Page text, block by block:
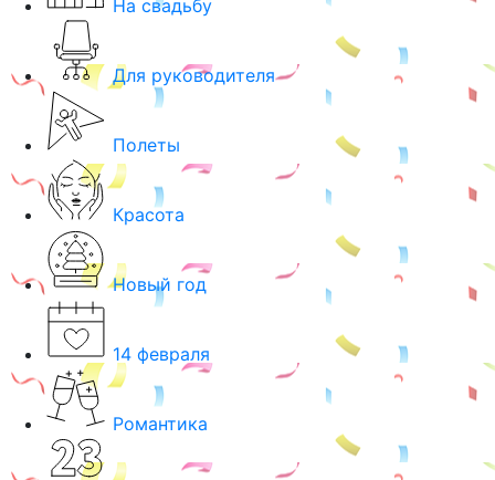
На свадьбу
Для руководителя
Полеты
Красота
Новый год
14 февраля
Романтика